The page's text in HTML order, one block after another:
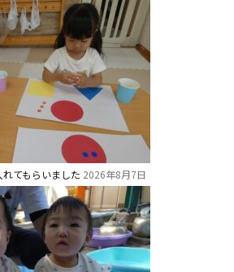
てもらいました 2026年8月7日
ソル ]
て